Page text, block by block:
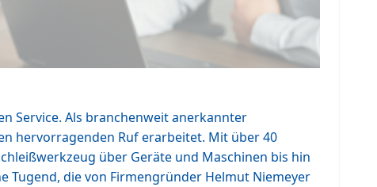
Service. Als branchenweit anerkannter
hervorragenden Ruf erarbeitet. Mit über 40
über Geräte und Maschinen bis hin
Tugend, die von Firmengründer Helmut Niemeyer